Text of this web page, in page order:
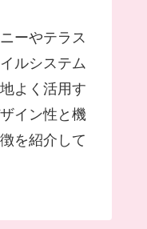
ーやテラス
ルシステム
よく活用す
イン性と機
を紹介して